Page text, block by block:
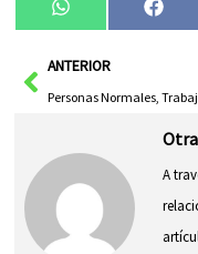
Compartir
en
WhatsApp
en
AntANTERIOR
A